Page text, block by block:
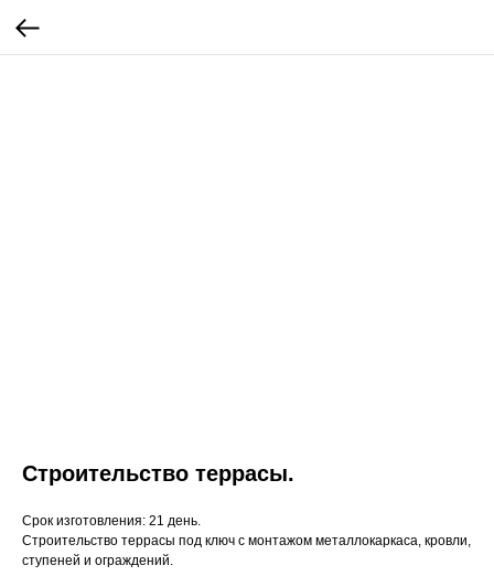
Строительство террасы.
Срок изготовления: 21 день.
Строительство террасы под ключ с монтажом металлокаркаса, кровли,
ступеней и ограждений.